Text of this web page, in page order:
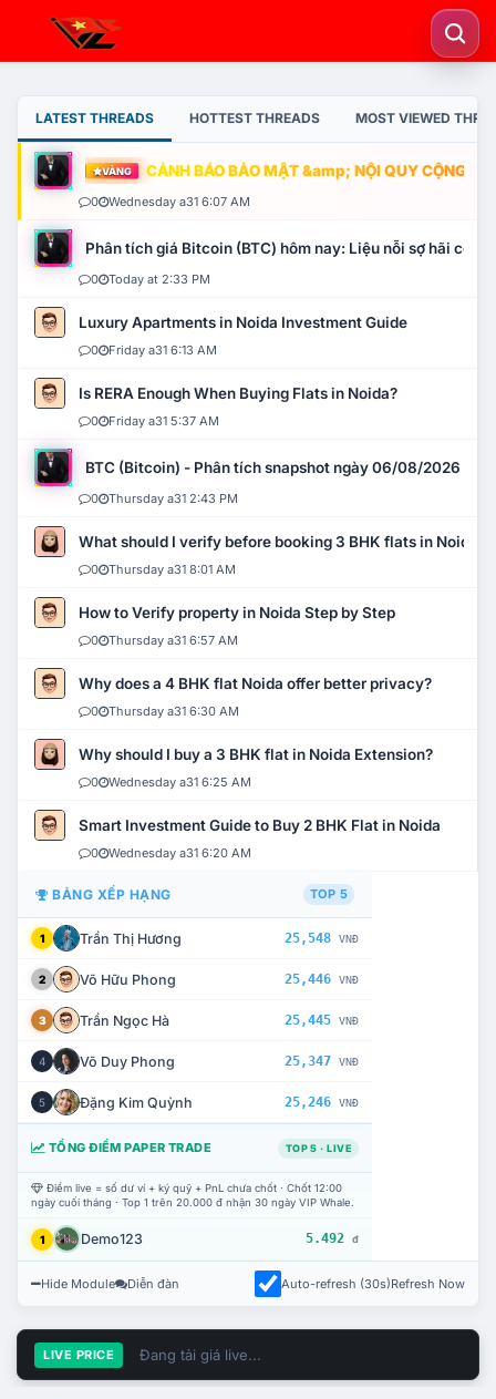
LATEST THREADS HOTTEST THREADS MOST VIEWED
VÀNG CẢNH BÁO BẢO MẬT &amp; NỘI QUY CỘNG
0 Wednesday a31 6:07 AM
Phân tích giá Bitcoin (BTC) hôm nay: Liệu nỗi sợ hãi có
0 Today at 2:33 PM
Luxury Apartments in Noida Investment Guide
0 Friday a31 6:13 AM
Is RERA Enough When Buying Flats in Noida?
0 Friday a31 5:37 AM
BTC (Bitcoin) - Phân tích snapshot ngày 06/08/2026
0 Thursday a31 2:43 PM
What should I verify before booking 3 BHK flats in Noida?
0 Thursday a31 8:01 AM
How to Verify property in Noida Step by Step
0 Thursday a31 6:57 AM
Why does a 4 BHK flat Noida offer better privacy?
0 Thursday a31 6:30 AM
Why should I buy a 3 BHK flat in Noida Extension?
0 Wednesday a31 6:25 AM
Smart Investment Guide to Buy 2 BHK Flat in Noida
0 Wednesday a31 6:20 AM
BẢNG XẾP HẠNG TOP 5
1 Trần Thị Hương 25,548 VNĐ
2 Võ Hữu Phong 25,446 VNĐ
3 Trần Ngọc Hà 25,445 VNĐ
4 Võ Duy Phong 25,347 VNĐ
5 Đặng Kim Quỳnh 25,246 VNĐ
TỔNG ĐIỂM PAPER TRADE TOP 5 · LIVE
Điểm live = số dư ví + ký quỹ + PnL chưa chốt · Chốt 12:00
ngày cuối tháng · Top 1 trên 20.000 đ nhận 30 ngày VIP Whale.
1 Demo123 5.492 đ
Hide Module Diễn đàn Auto-refresh (30s)Refresh Now
LIVE PRICE Đang tải giá live...